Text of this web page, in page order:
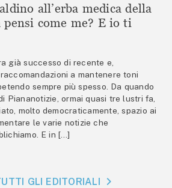
all’erba medica della
pensi come me? E io ti
già successo di recente e,
a mantenere toni
sempre più spesso. Da quando
Piananotizie, ormai quasi tre lustri fa,
molto democraticamente, spazio ai
le varie notizie che
E in […]
GLI EDITORIALI